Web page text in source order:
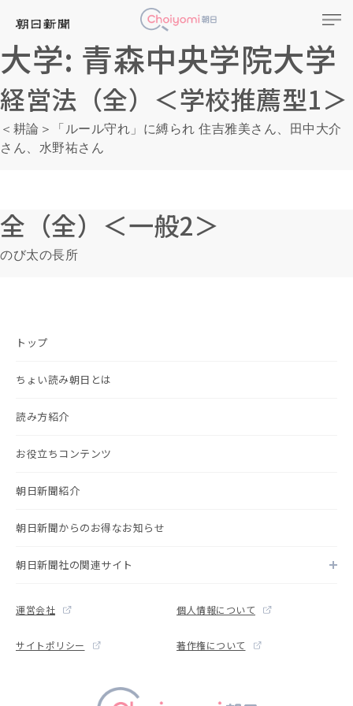
大学: 青森中央学院大学
経営法（全）＜学校推薦型1＞
＜耕論＞「ルール守れ」に縛られ 住吉雅美さん、田中大介
さん、水野祐さん
全（全）＜一般2＞
のび太の長所
トップ
ちょい読み朝日とは
読み方紹介
お役立ちコンテンツ
朝日新聞紹介
朝日新聞からのお得なお知らせ
朝日新聞社の関連サイト
運営会社 個人情報について
サイトポリシー 著作権について